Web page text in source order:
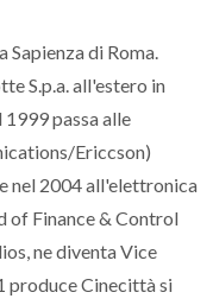
Sapienza di Roma.
S.p.a. all'estero in
passa alle
Ericcson)
nel 2004 all'elettronica
of Finance & Control
ne diventa Vice
produce Cinecittà si